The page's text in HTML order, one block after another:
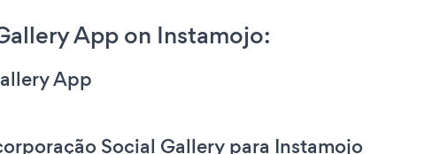
App on Instamojo:
App
Social Gallery para Instamojo